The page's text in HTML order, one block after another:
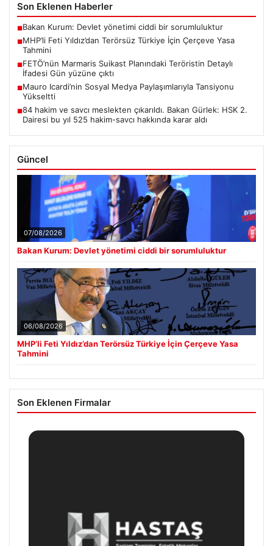
Son Eklenen Haberler
■Bakan Kurum: Devlet yönetimi ciddi bir sorumluluktur
■MHP’li Feti Yıldız’dan Terörsüz Türkiye İçin Çerçeve Yasa
Tahmini
■FETÖ’nün Marmaris Suikast Planındaki Teröristin Detaylı
İfadesi Gün yüzüne çıktı
■Mauro Icardi’nin Sosyal Medya Paylaşımlarıyla Tansiyonu
Yükseltti
■84 hakim ve savcı meslekten çıkarıldı. Bakan Gürlek: HSK 2.
Dairesi bu yıl 525 hakim-savcı hakkında karar aldı
Güncel
07/08/2026
Bakan Kurum: Devlet yönetimi ciddi bir sorumluluktur
06/08/2026
MHP’li Feti Yıldız’dan Terörsüz Türkiye İçin Çerçeve Yasa
Tahmini
Son Eklenen Firmalar